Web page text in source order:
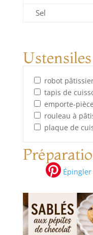
Sel
Ustensiles
robot
tapis de
emporte-
rouleau à
plaque de
Épingler